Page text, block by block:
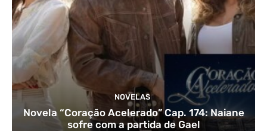
NOVELAS
Novela “Coração Acelerado” Cap. 174: Naiane
sofre com a partida de Gael